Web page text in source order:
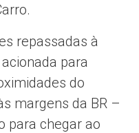
repassadas à
para
do
margens da BR –
para chegar ao